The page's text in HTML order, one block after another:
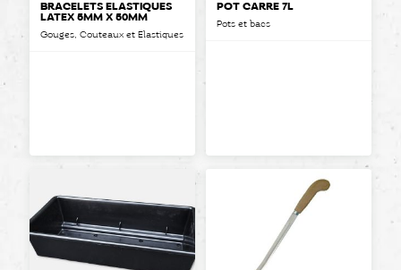
BRACELETS ÉLASTIQUES
LATEX 5MM X 50MM
Gouges, Couteaux et Elastiques
POT CARRÉ 7L
Pots et bacs